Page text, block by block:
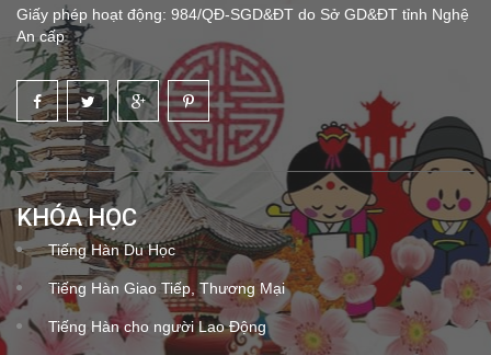
Giấy phép hoạt động: 984/QĐ-SGD&ĐT do Sở GD&ĐT tỉnh Nghệ
An cấp
KHÓA HỌC
Tiếng Hàn Du Học
Tiếng Hàn Giao Tiếp, Thương Mại
Tiếng Hàn cho người Lao Động